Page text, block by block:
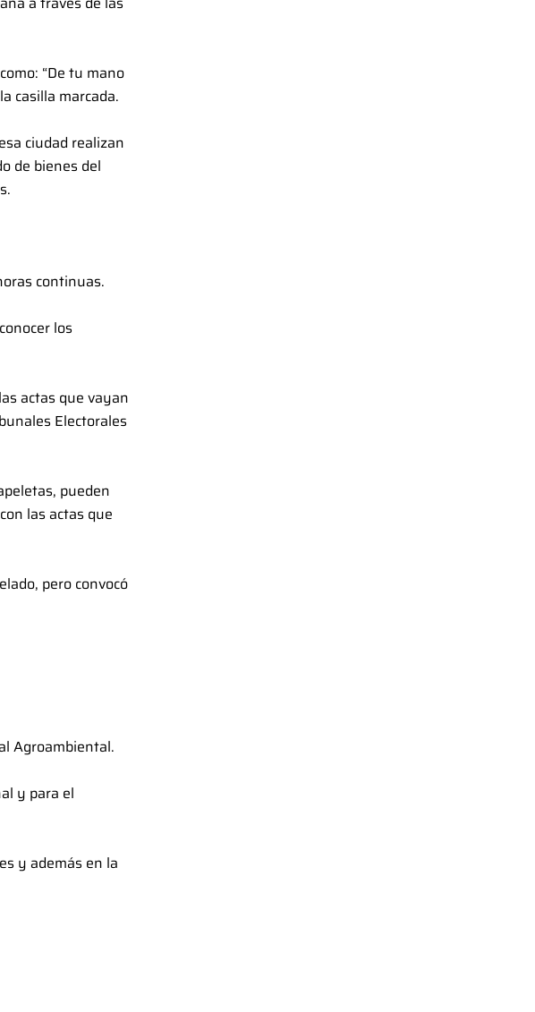
“De tu mano
casilla marcada.
ciudad realizan
de bienes del
continuas.
los
actas que vayan
Electorales
pueden
las actas que
pero convocó
Agroambiental.
y para el
y además en la